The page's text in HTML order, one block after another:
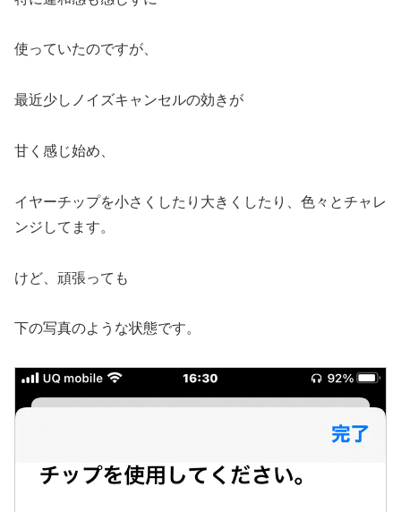
使っていたのですが、
最近少しノイズキャンセルの効きが
甘く感じ始め、
イヤーチップを小さくしたり大きくしたり、色々とチャレ
ンジしてます。
けど、頑張っても
下の写真のような状態です。